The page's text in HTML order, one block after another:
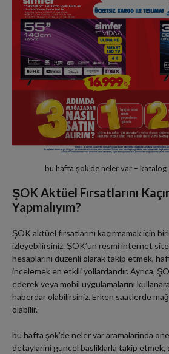
bu hafta şok'de neler var –
ŞOK Aktüel Fırsatlarını
Yapmalıyım?
ŞOK aktüel fırsatlarını kaçırmamak için
izleyebilirsiniz. ŞOK’un resmi internet
hesaplarını düzenli olarak takip etmek,
incelemek en etkili yollardandır. Ayrıca,
ederek veya mobil uygulamalarını
haberdar olabilirsiniz. Erken saatlerde
olabilir.
bu hafta şok'de neler var aramalarinda
detaylarini guncel basliklarla takip etmek,